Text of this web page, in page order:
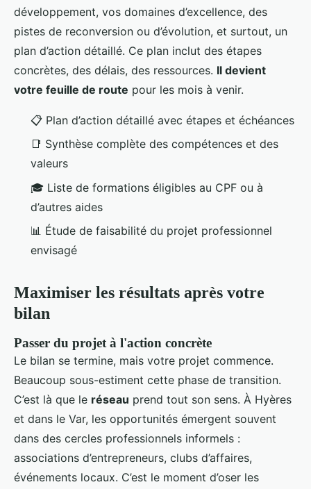
développement, vos domaines d’excellence, des
pistes de reconversion ou d’évolution, et surtout, un
plan d’action détaillé. Ce plan inclut des étapes
concrètes, des délais, des ressources. Il devient
votre feuille de route pour les mois à venir.
📋 Plan d’action détaillé avec étapes et échéances
📑 Synthèse complète des compétences et des
valeurs
🎓 Liste de formations éligibles au CPF ou à
d’autres aides
📊 Étude de faisabilité du projet professionnel
envisagé
Maximiser les résultats après votre
bilan
Passer du projet à l'action concrète
Le bilan se termine, mais votre projet commence.
Beaucoup sous-estiment cette phase de transition.
C’est là que le réseau prend tout son sens. À Hyères
et dans le Var, les opportunités émergent souvent
dans des cercles professionnels informels :
associations d’entrepreneurs, clubs d’affaires,
événements locaux. C’est le moment d’oser les